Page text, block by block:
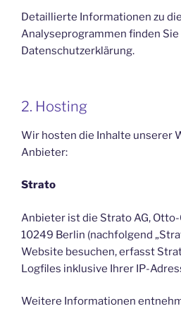
Detaillierte Informationen zu
Analyseprogrammen finden
Datenschutzerklärung.
2. Hosting
Wir hosten die Inhalte unserer
Anbieter:
Strato
Anbieter ist die Strato AG,
10249 Berlin (nachfolgend
Website besuchen, erfasst
Logfiles inklusive Ihrer IP-
Weitere Informationen